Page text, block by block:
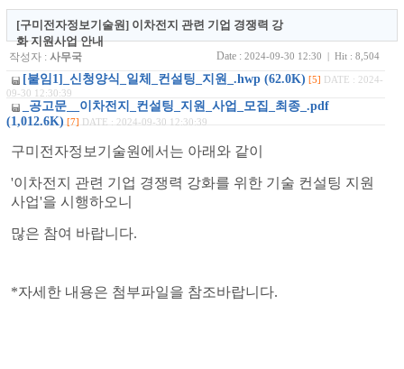
[구미전자정보기술원] 이차전지 관련 기업 경쟁력 강
화 지원사업 안내
작성자 : 사무국 Date : 2024-09-30 12:30 | Hit : 8,504
[붙임1]_신청양식_일체_컨설팅_지원_.hwp (62.0K) [5] DATE : 2024-
09-30 12:30:39
_공고문__이차전지_컨설팅_지원_사업_모집_최종_.pdf
(1,012.6K) [7] DATE : 2024-09-30 12:30:39
구미전자정보기술원에서는 아래와 같이
'이차전지 관련 기업 경쟁력 강화를 위한 기술 컨설팅 지원
사업'을 시행하오니
많은 참여 바랍니다.
*자세한 내용은 첨부파일을 참조바랍니다.